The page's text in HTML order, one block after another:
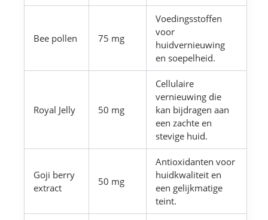
Bee pollen 75 mg
Voedingsstoffen
voor
huidvernieuwing
en soepelheid.
Royal Jelly 50 mg
Cellulaire
vernieuwing die
kan bijdragen aan
een zachte en
stevige huid.
Goji berry
extract
50 mg
Antioxidanten voor
huidkwaliteit en
een gelijkmatige
teint.